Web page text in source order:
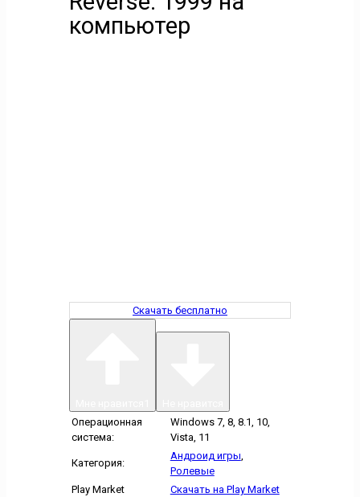
компьютер
Скачать бесплатно
Операционная
система:
Windows 7, 8, 8.1, 10,
Vista, 11
Категория:
Андроид игры,
Ролевые
Play Market
Скачать на Play Market